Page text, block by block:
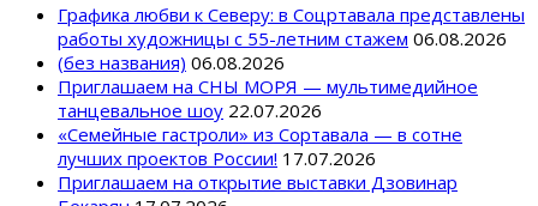
Графика любви к Северу: в Соцртавала представлены
работы художницы с 55-летним стажем 06.08.2026
(без названия) 06.08.2026
Приглашаем на СНЫ МОРЯ — мультимедийное
танцевальное шоу 22.07.2026
«Семейные гастроли» из Сортавала — в сотне
лучших проектов России! 17.07.2026
Приглашаем на открытие выставки Дзовинар